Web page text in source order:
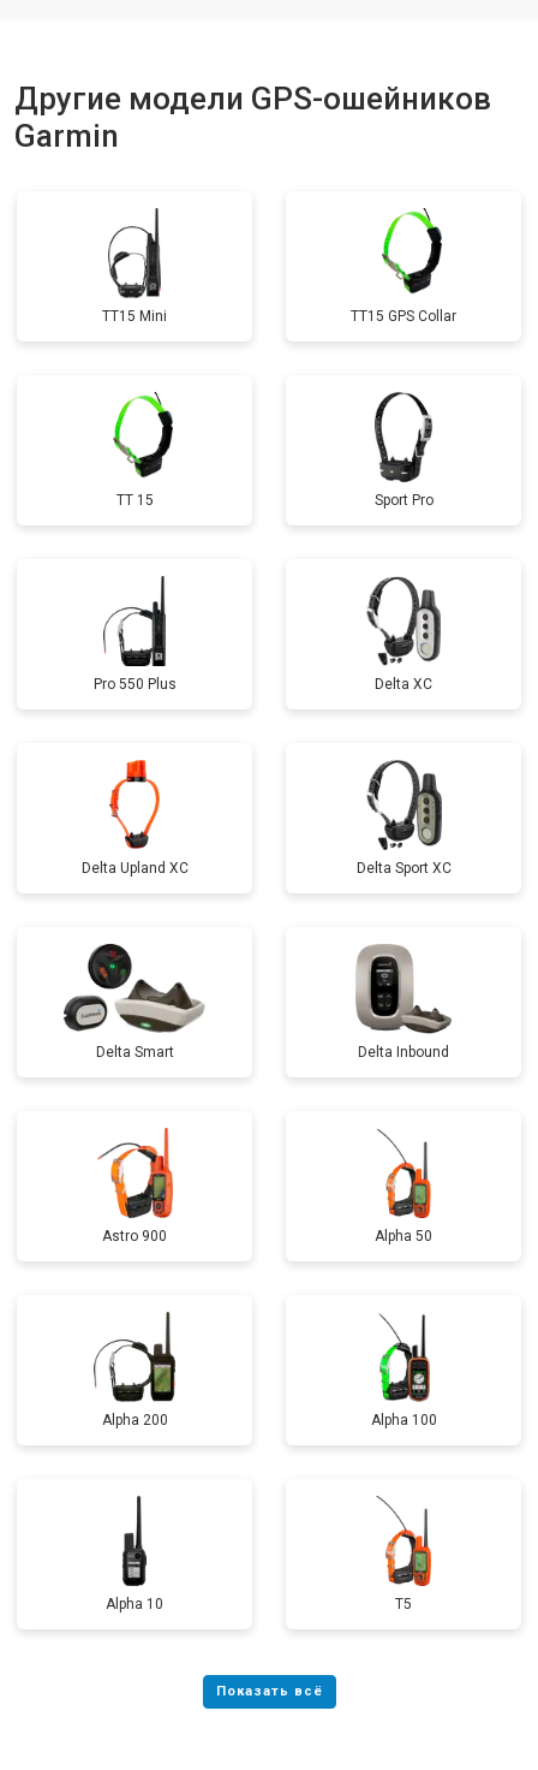
Другие модели GPS-ошейников
Garmin
TT15 Mini TT15 GPS Collar
TT 15 Sport Pro
Pro 550 Plus Delta XC
Delta Upland XC Delta Sport XC
Delta Smart Delta Inbound
Astro 900 Alpha 50
Alpha 200 Alpha 100
Alpha 10 T5